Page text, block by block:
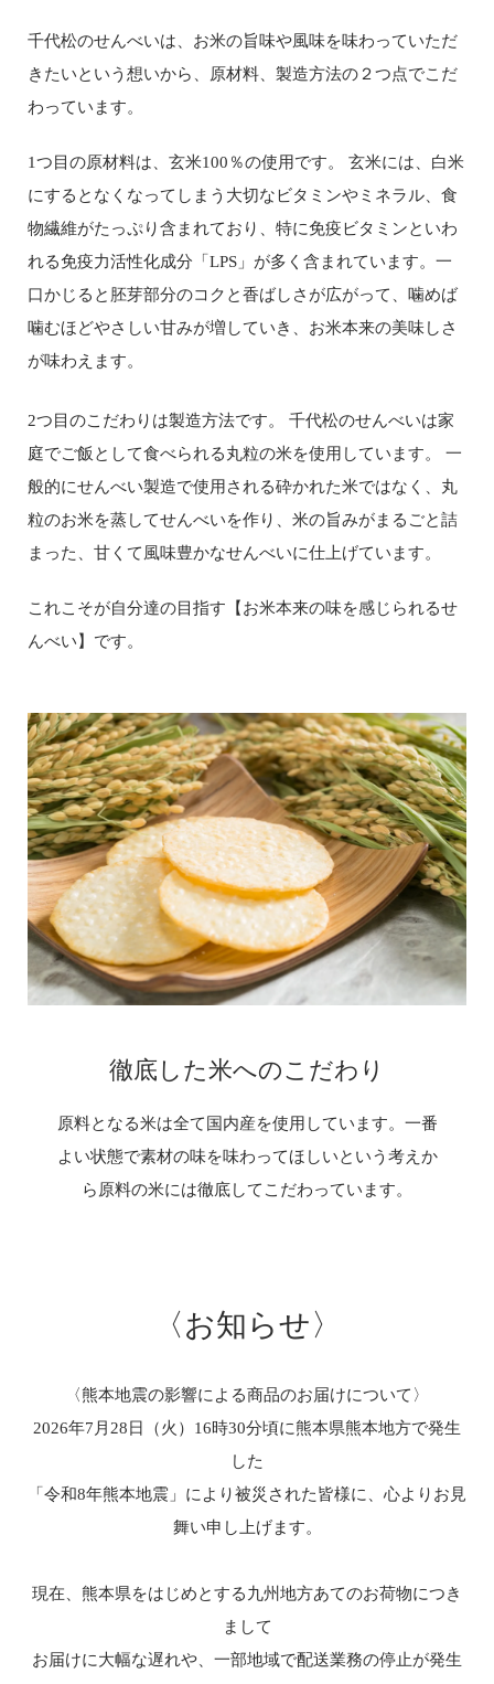
千代松のせんべいは、お米の旨味や風味を味わっていただ
きたいという想いから、原材料、製造方法の２つ点でこだ
わっています。
1つ目の原材料は、玄米100％の使用です。 玄米には、白米
にするとなくなってしまう大切なビタミンやミネラル、食
物繊維がたっぷり含まれており、特に免疫ビタミンといわ
れる免疫力活性化成分「LPS」が多く含まれています。一
口かじると胚芽部分のコクと香ばしさが広がって、噛めば
噛むほどやさしい甘みが増していき、お米本来の美味しさ
が味わえます。
2つ目のこだわりは製造方法です。 千代松のせんべいは家
庭でご飯として食べられる丸粒の米を使用しています。 一
般的にせんべい製造で使用される砕かれた米ではなく、丸
粒のお米を蒸してせんべいを作り、米の旨みがまるごと詰
まった、甘くて風味豊かなせんべいに仕上げています。
これこそが自分達の目指す【お米本来の味を感じられるせ
んべい】です。
徹底した米へのこだわり
原料となる米は全て国内産を使用しています。一番
よい状態で素材の味を味わってほしいという考えか
ら原料の米には徹底してこだわっています。
〈お知らせ〉
〈熊本地震の影響による商品のお届けについて〉
2026年7月28日（火）16時30分頃に熊本県熊本地方で発生
した
「令和8年熊本地震」により被災された皆様に、心よりお見
舞い申し上げます。
現在、熊本県をはじめとする九州地方あてのお荷物につき
まして
お届けに大幅な遅れや、一部地域で配送業務の停止が発生